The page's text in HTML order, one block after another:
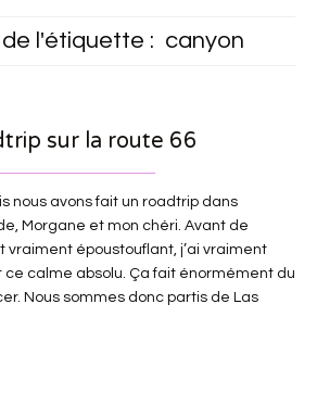
l'étiquette : canyon
sur la route 66
nous avons fait un roadtrip dans
Morgane et mon chéri. Avant de
vraiment époustouflant, j’ai vraiment
calme absolu. Ça fait énormément du
Nous sommes donc partis de Las